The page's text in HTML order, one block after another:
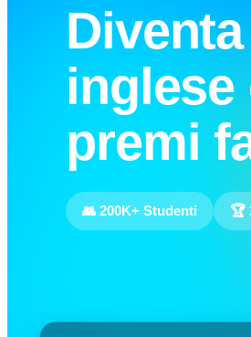
inglese
premi
👥 200K+ Studenti 🏆